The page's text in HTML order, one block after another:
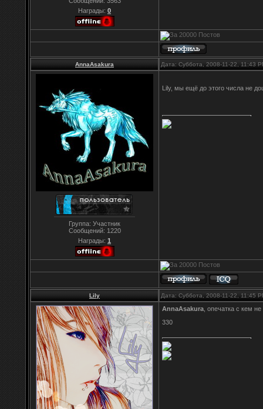
Награды: 0
AnnaAsakura Дата: Суббота, 2008-11-22, 11:43
Группа: Участник
Сообщений: 1220
Награды: 1
Lily, мы ещё до этого числа не
Lily Дата: Суббота, 2008-11-22, 11:45
AnnaAsakura , опечатка с кем
330